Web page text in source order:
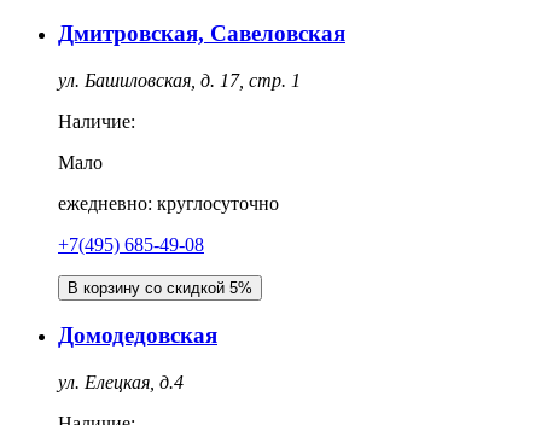
Дмитровская, Савеловская
ул. Башиловская, д. 17, стр. 1
Наличие:
Мало
ежедневно: круглосуточно
+7(495) 685-49-08
В корзину со скидкой 5%
Домодедовская
ул. Елецкая, д.4